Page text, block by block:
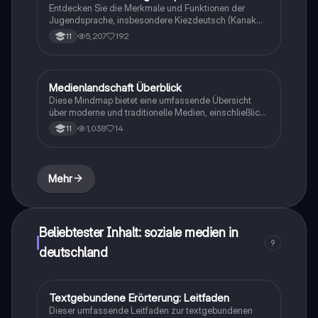
Entdecken Sie die Merkmale und Funktionen der
Jugendsprache, insbesondere Kiezdeutsch (Kanak
Sprak). Diese Präsentation bietet eine umfassende
Analyse von Sprachvariationen, Anglizismen und den
Sprachwissenschaft und Soziolinguistik beschäftigen.
Enthält auch interaktive Elemente wie ein Kahoot-Quiz
zur Vertiefung des Wissens.
11 5,207 192
Deutsch
Medienlandschaft Überblick
Diese Mindmap bietet eine umfassende Übersicht
über moderne und traditionelle Medien, einschließlich
Plattformen wie Twitter, Facebook, Instagram, und
YouTube. Sie behandelt die Rolle von Medien in der
Studierende der Medienwissenschaften und zur
Vorbereitung auf Prüfungen.
11 1,038 14
Mehr
Beliebtester Inhalt: soziale medien in
deutschland
9
Deutsch
Textgebundene Erörterung: Leitfaden
Dieser umfassende Leitfaden zur textgebundenen